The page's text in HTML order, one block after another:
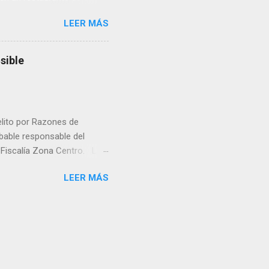
lo mejor en el IMSS?,
o algo?, yo creo que
así de que, 'por
por los vínculos y las
LEER MÁS
por Razones de
responsable del
Zona Centro. La
por un objeto
y que será la
LEER MÁS